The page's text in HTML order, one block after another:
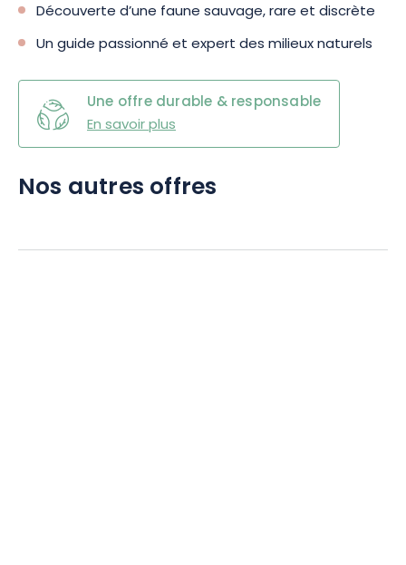
Découverte d’une faune sauvage, rare et discrète
Un guide passionné et expert des milieux naturels
Une offre durable & responsable
En savoir plus
Nos autres offres